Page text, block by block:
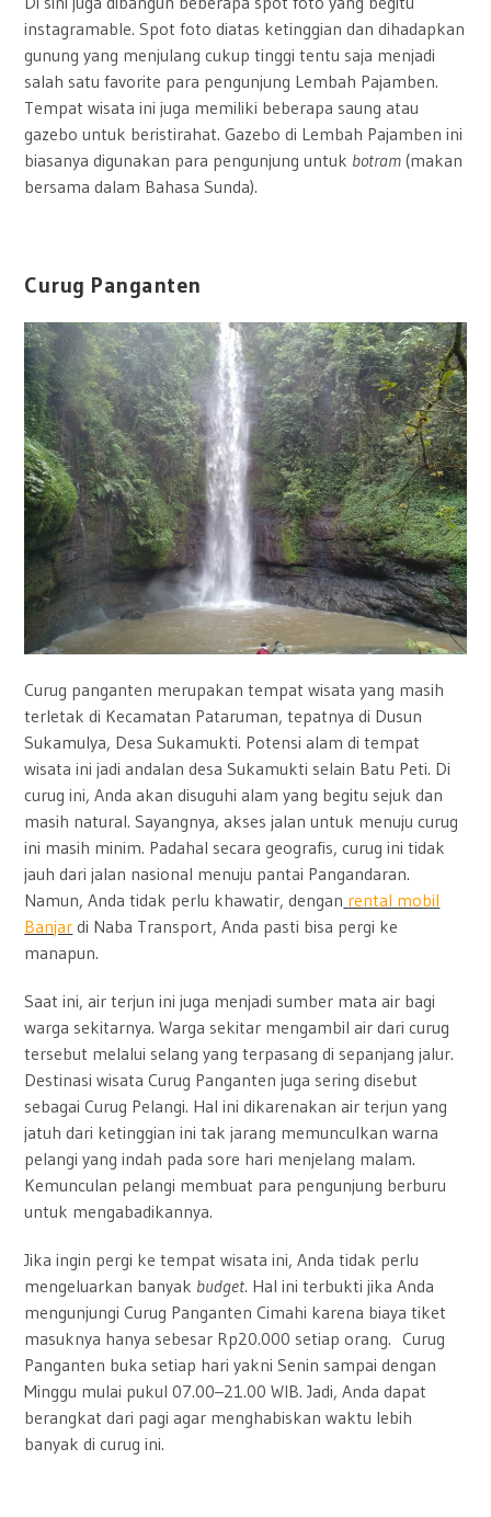
instagramable. Spot foto diatas ketinggian dan dihadapkan
gunung yang menjulang cukup tinggi tentu saja menjadi
salah satu favorite para pengunjung Lembah Pajamben.
Tempat wisata ini juga memiliki beberapa saung atau
gazebo untuk beristirahat. Gazebo di Lembah Pajamben ini
biasanya digunakan para pengunjung untuk botram (makan
bersama dalam Bahasa Sunda).
Curug Panganten
Curug panganten merupakan tempat wisata yang masih
terletak di Kecamatan Pataruman, tepatnya di Dusun
Sukamulya, Desa Sukamukti. Potensi alam di tempat
wisata ini jadi andalan desa Sukamukti selain Batu Peti. Di
curug ini, Anda akan disuguhi alam yang begitu sejuk dan
masih natural. Sayangnya, akses jalan untuk menuju curug
ini masih minim. Padahal secara geografis, curug ini tidak
jauh dari jalan nasional menuju pantai Pangandaran.
Namun, Anda tidak perlu khawatir, dengan rental mobil
Banjar di Naba Transport, Anda pasti bisa pergi ke
manapun.
Saat ini, air terjun ini juga menjadi sumber mata air bagi
warga sekitarnya. Warga sekitar mengambil air dari curug
tersebut melalui selang yang terpasang di sepanjang jalur.
Destinasi wisata Curug Panganten juga sering disebut
sebagai Curug Pelangi. Hal ini dikarenakan air terjun yang
jatuh dari ketinggian ini tak jarang memunculkan warna
pelangi yang indah pada sore hari menjelang malam.
Kemunculan pelangi membuat para pengunjung berburu
untuk mengabadikannya.
Jika ingin pergi ke tempat wisata ini, Anda tidak perlu
mengeluarkan banyak budget. Hal ini terbukti jika Anda
mengunjungi Curug Panganten Cimahi karena biaya tiket
masuknya hanya sebesar Rp20.000 setiap orang. Curug
Panganten buka setiap hari yakni Senin sampai dengan
Minggu mulai pukul 07.00–21.00 WIB. Jadi, Anda dapat
berangkat dari pagi agar menghabiskan waktu lebih
banyak di curug ini.